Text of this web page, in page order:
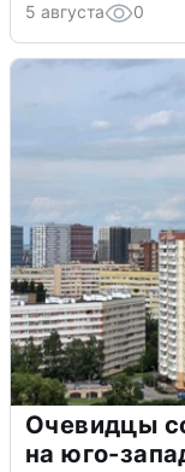
5 августа 0
Очевидцы
на юго-